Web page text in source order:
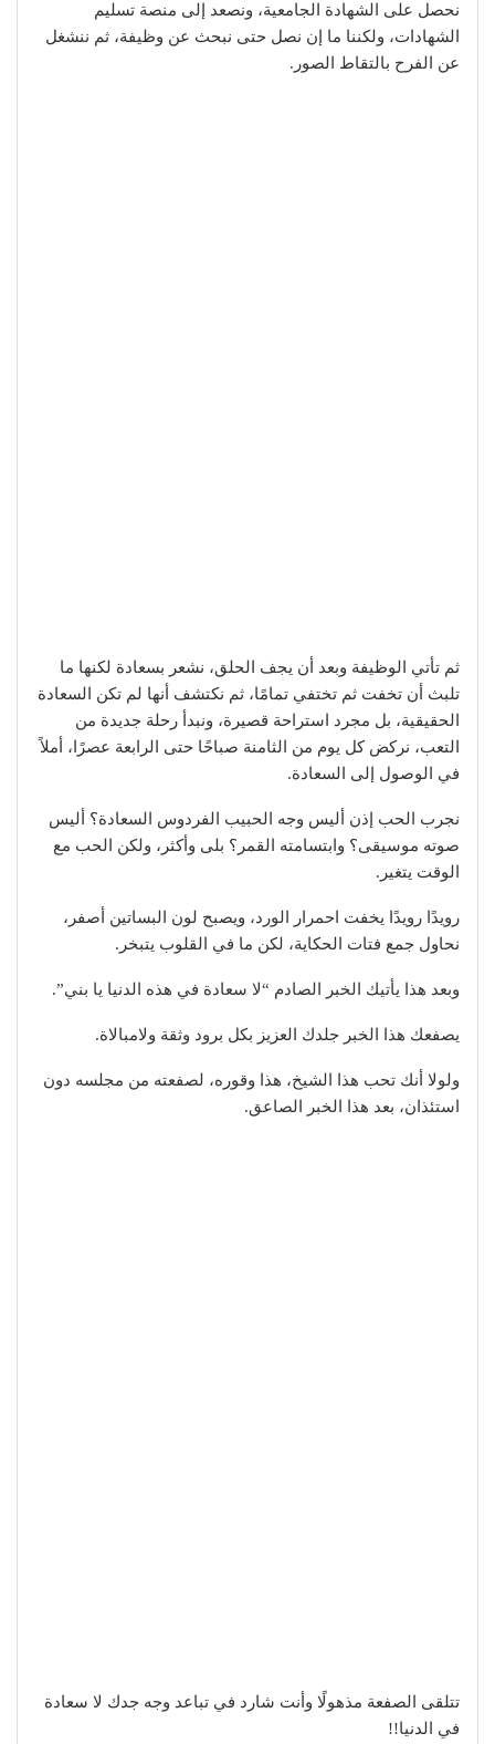
نحصل على الشهادة الجامعية، ونصعد إلى منصة تسليم
الشهادات، ولكننا ما إن نصل حتى نبحث عن وظيفة، ثم ننشغل
عن الفرح بالتقاط الصور.
ثم تأتي الوظيفة وبعد أن يجف الحلق، نشعر بسعادة لكنها ما
تلبث أن تخفت ثم تختفي تمامًا، ثم نكتشف أنها لم تكن السعادة
الحقيقية، بل مجرد استراحة قصيرة، ونبدأ رحلة جديدة من
التعب، نركض كل يوم من الثامنة صباحًا حتى الرابعة عصرًا، أملاً
في الوصول إلى السعادة.
نجرب الحب إذن أليس وجه الحبيب الفردوس السعادة؟ أليس
صوته موسيقى؟ وابتسامته القمر؟ بلى وأكثر، ولكن الحب مع
الوقت يتغير.
رويدًا رويدًا يخفت احمرار الورد، ويصبح لون البساتين أصفر،
نحاول جمع فتات الحكاية، لكن ما في القلوب يتبخر.
وبعد هذا يأتيك الخبر الصادم “لا سعادة في هذه الدنيا يا بني”.
يصفعك هذا الخبر جلدك العزيز بكل برود وثقة ولامبالاة.
ولولا أنك تحب هذا الشيخ، هذا وقوره، لصفعته من مجلسه دون
استئذان، بعد هذا الخبر الصاعق.
تتلقى الصفعة مذهولًا وأنت شارد في تباعد وجه جدك لا سعادة
في الدنيا!!